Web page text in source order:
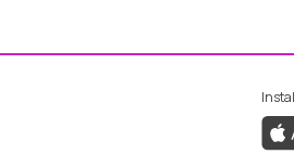
ao Facebook da
ao Instagram da